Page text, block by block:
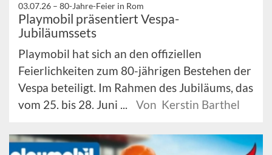
03.07.26 – 80-Jahre-Feier in Rom
Playmobil präsentiert Vespa-
Jubiläumssets
Playmobil hat sich an den offiziellen
Feierlichkeiten zum 80-jährigen Bestehen der
Vespa beteiligt. Im Rahmen des Jubiläums, das
vom 25. bis 28. Juni ...
Von Kerstin Barthel